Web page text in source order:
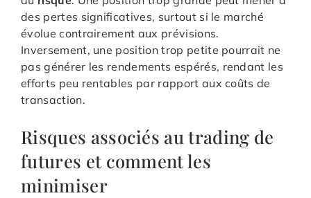
des pertes significatives, surtout si le marché
évolue contrairement aux prévisions.
Inversement, une position trop petite pourrait ne
pas générer les rendements espérés, rendant les
efforts peu rentables par rapport aux coûts de
transaction.
Risques associés au trading de
futures et comment les
minimiser